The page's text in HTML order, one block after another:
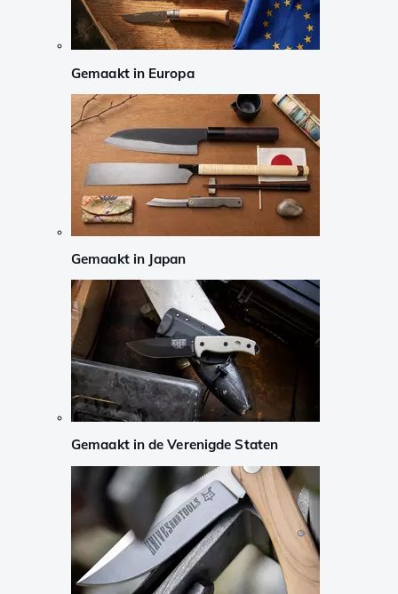
Gemaakt in Europa
Gemaakt in Japan
Gemaakt in de Verenigde Staten